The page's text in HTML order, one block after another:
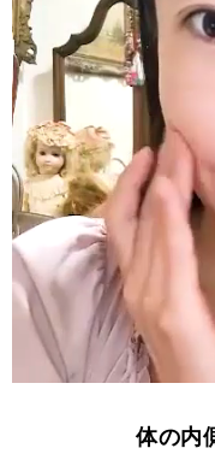
体の内